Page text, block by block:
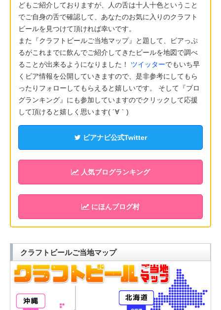
どもご紹介しておりますが、人の舌は十人十色ということ
でご自身の舌で確認して、あなたのお気に入りのクラフト
ビールを見つけて頂ければ幸いです。
また『クラフトビールご当地マップ』と題して、ビアっぷ
るがこれまでに飲んでご紹介してきたビールを地図で調べ
ることが出来るようになりました！ ツイッターでもいち早
くビア情報を公開していきますので、是非参考にしてもら
ったりフォローしてもらえると嬉しいです。 そして『ブロ
グランキング』にも参加していますのでクリックして応援
して頂けると嬉しく思います( ´∀｀)
ビアナビ公式Twitter
人気ブログランキング
にほんブログ村
クラフトビールご当地マップ